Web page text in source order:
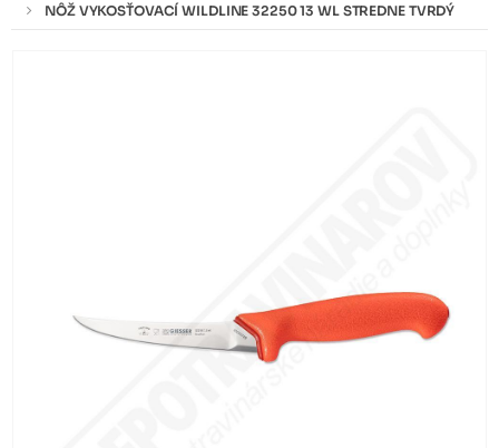
NÔŽ VYKOSŤOVACÍ WILDLINE 32250 13 WL STREDNE TVRDÝ